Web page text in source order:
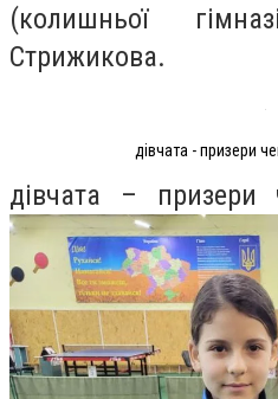
(колишньої
Стрижикова.
дівчата - призери
дівчата – призери